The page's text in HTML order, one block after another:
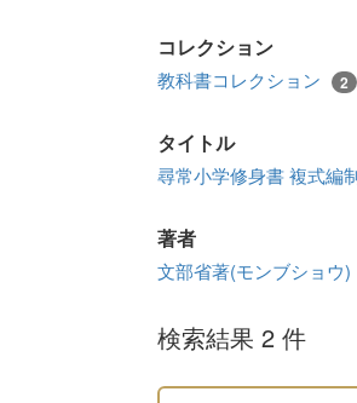
コレクション
教科書コレクション 2
タイトル
尋常小学修身書 複式編
著者
文部省著(モンブショウ)
検索結果 2 件